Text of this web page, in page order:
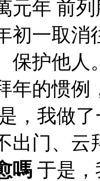
元年 前
初一取消
保护他人
年的惯例
，我做
出门、
嗎 于是